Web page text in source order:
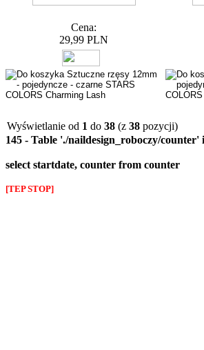
Cena:
29,99 PLN
Wyświetlanie od 1 do 38 (z 38 pozycji)
145 - Table './naildesign_roboczy/
select startdate, counter from counter
[TEP STOP]